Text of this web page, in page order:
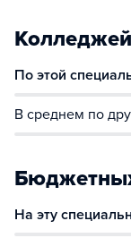
Колледжей
По этой
В среднем по
На эту